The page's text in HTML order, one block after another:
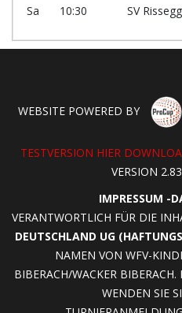
Sa 10:30 SV
WEBSITE POWERED BY
TESTVERSION HIER
VERSION
IMPRESSUM -
VERANTWORTLICH FÜR DIE
DEUTSCHLAND UG
NAMEN VON WFV-
IBERACH/WACKER BIBERACH.
ENDEN SIE